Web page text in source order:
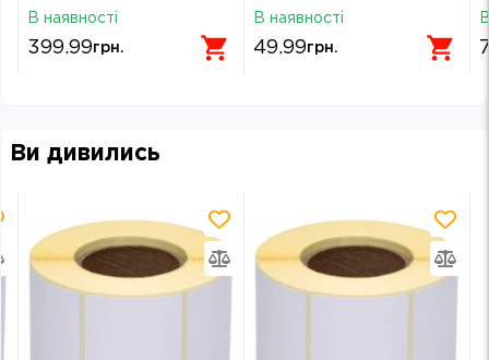
В наявності
399.99грн.
В наявності
49.99грн.
Ви дивились